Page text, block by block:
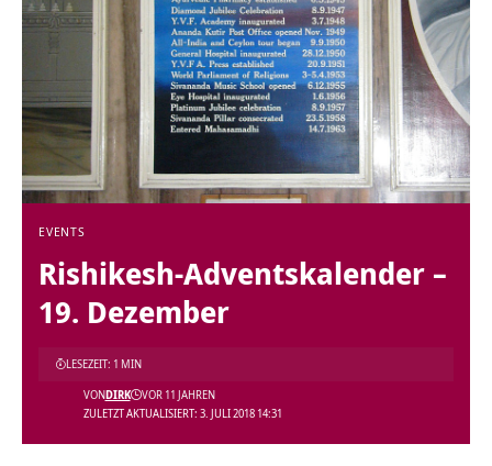
EVENTS
Rishikesh-Adventskalender –
19. Dezember
ZULETZT AKTUALISIERT: 3. JULI 2018 14:31
VONDIRK VOR 11 JAHREN
LESEZEIT: 1 MIN